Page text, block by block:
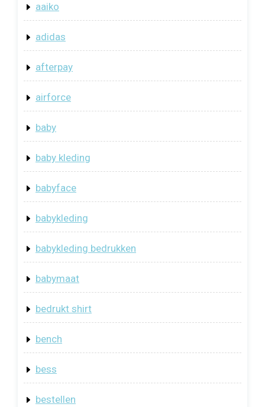
aaiko
adidas
afterpay
airforce
baby
baby kleding
babyface
babykleding
babykleding bedrukken
babymaat
bedrukt shirt
bench
bess
bestellen